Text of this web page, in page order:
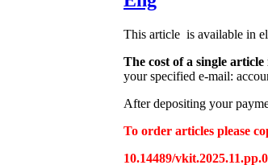
This article is available in
The cost of a single
your specified e-mail:
After depositing your
To order articles please
10.14489/